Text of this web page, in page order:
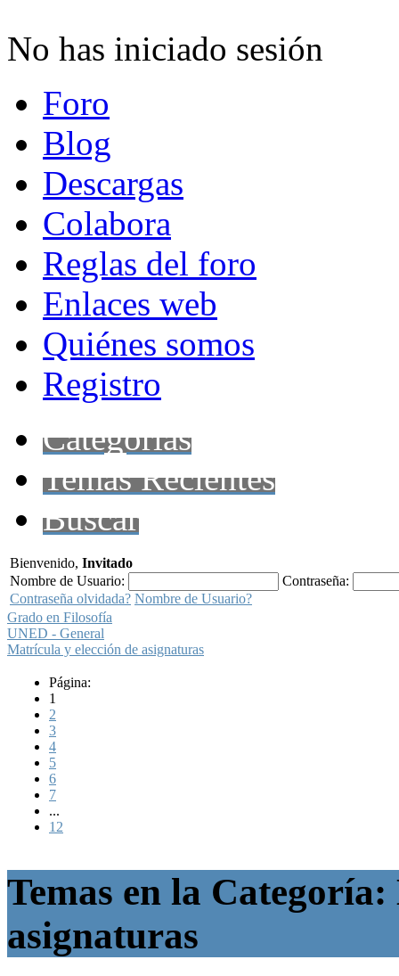
No has iniciado sesión
Foro
Blog
Descargas
Colabora
Reglas del foro
Enlaces web
Quiénes somos
Registro
Categorías
Temas Recientes
Buscar
Bienvenido, Invitado
Nombre de Usuario:
Contraseña:
Contraseña olvidada? Nombre de Usuario?
Grado en Filosofía
UNED - General
Matrícula y elección de asignaturas
Página:
1
2
3
4
5
6
7
...
12
Temas en la
asignaturas